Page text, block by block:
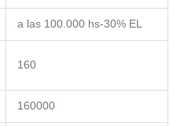
a las 100.000 hs-30% EL
160
160000